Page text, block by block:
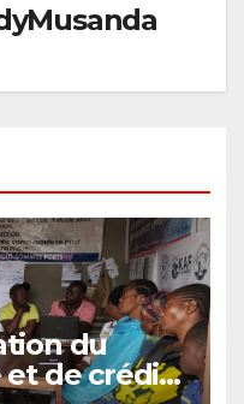
du
et de crédit